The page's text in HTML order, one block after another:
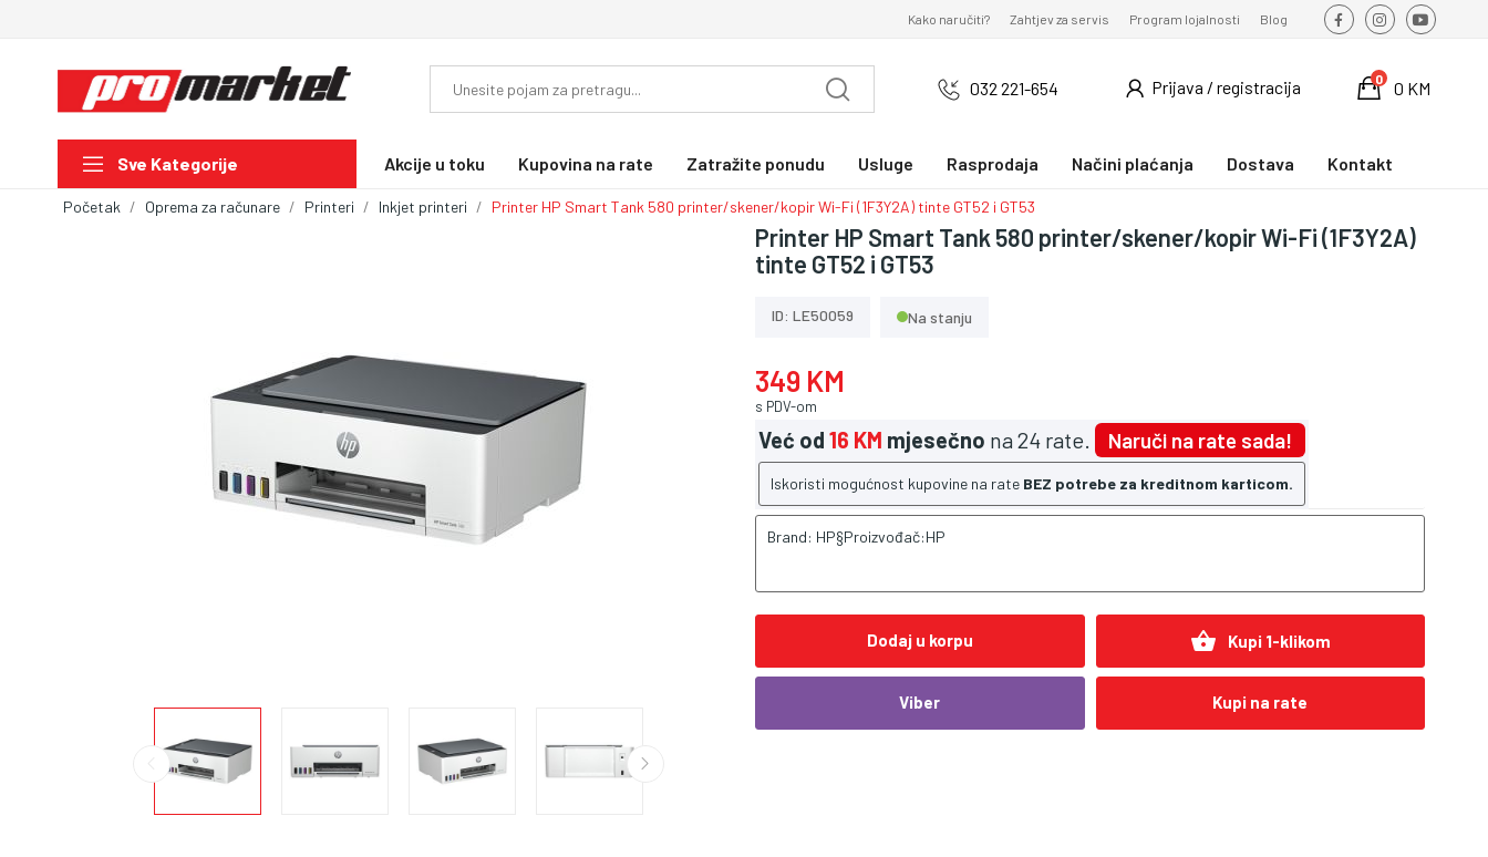
Kako naručiti? Zahtjev za servis Program lojalnosti Blog
032 221-654 Prijava / registracija 0 KM
0
Sve Kategorije Akcije u toku Kupovina na rate Zatražite ponudu Usluge Rasprodaja Načini plaćanja Dostava Kontakt
Početak Oprema za računare Printeri Inkjet printeri Printer HP Smart Tank 580 printer/skener/kopir Wi-Fi (1F3Y2A) tinte GT52 i GT53
Printer HP Smart Tank 580 printer/skener/kopir Wi-Fi (1F3Y2A)
tinte GT52 i GT53
ID: LE50059 Na stanju
349 KM
s PDV-om
Već od 16 KM mjesečno na 24 rate. Naruči na rate sada!
Iskoristi mogućnost kupovine na rate BEZ potrebe za kreditnom karticom.
Brand: HP§Proizvođač:HP
Dodaj u korpu shopping_basket Kupi 1-klikom
Viber Kupi na rate